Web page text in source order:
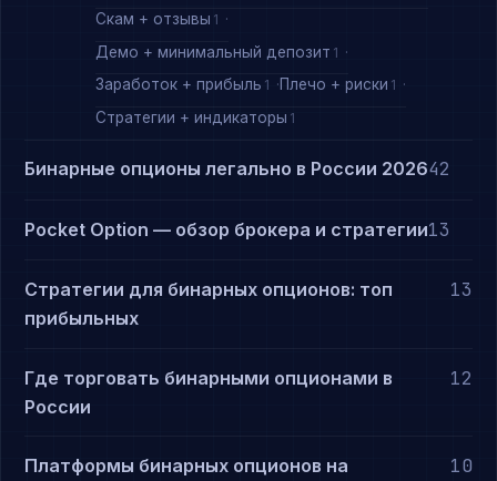
Скам + отзывы 1
Демо + минимальный депозит 1
Заработок + прибыль 1 Плечо + риски 1
Стратегии + индикаторы 1
Бинарные опционы легально в России 202642
Pocket Option — обзор брокера и стратегии13
Стратегии для бинарных опционов: топ
прибыльных
13
Где торговать бинарными опционами в
России
12
Платформы бинарных опционов на
10